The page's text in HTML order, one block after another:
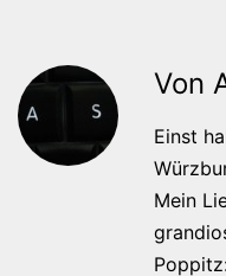
Von
Einst
Mein